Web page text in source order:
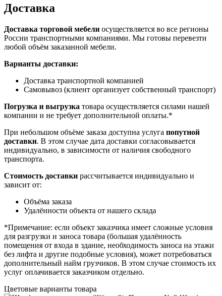
Доставка
Доставка торговой мебели осуществляется во все регионы
России транспортными компаниями. Мы готовы перевезти
любой объём заказанной мебели.
Варианты доставки:
Доставка транспортной компанией
Самовывоз (клиент организует собственный транспорт)
Погрузка и выгрузка товара осуществляется силами нашей
компании и не требует дополнительной оплаты.*
При небольшом объёме заказа доступна услуга попутной
доставки. В этом случае дата доставки согласовывается
индивидуально, в зависимости от наличия свободного
транспорта.
Стоимость доставки рассчитывается индивидуально и
зависит от:
Объёма заказа
Удалённости объекта от нашего склада
*Примечание: если объект заказчика имеет сложные условия
для разгрузки и заноса товара (большая удалённость
помещения от входа в здание, необходимость заноса на этажи
без лифта и другие подобные условия), может потребоваться
дополнительный найм грузчиков. В этом случае стоимость их
услуг оплачивается заказчиком отдельно.
Цветовые варианты товара